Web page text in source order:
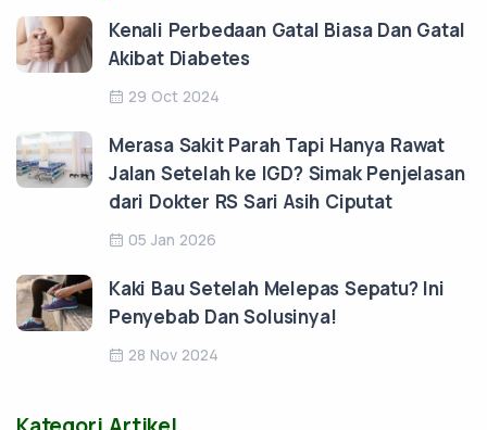
Kenali Perbedaan Gatal Biasa Dan Gatal
Akibat Diabetes
29 Oct 2024
Merasa Sakit Parah Tapi Hanya Rawat
Jalan Setelah ke IGD? Simak Penjelasan
dari Dokter RS Sari Asih Ciputat
05 Jan 2026
Kaki Bau Setelah Melepas Sepatu? Ini
Penyebab Dan Solusinya!
28 Nov 2024